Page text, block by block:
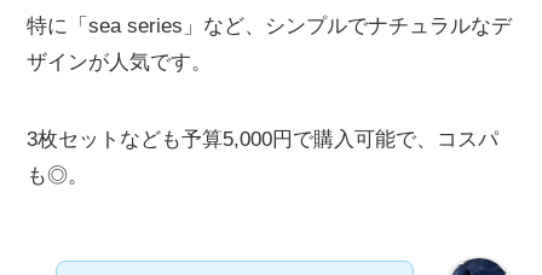
特に「sea series」など、シンプルでナチュラルなデ
ザインが人気です。
3枚セットなども予算5,000円で購入可能で、コスパ
も◎。